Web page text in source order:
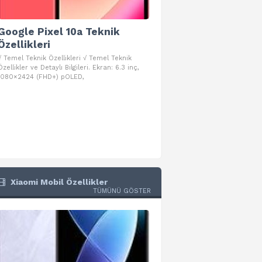
Pixel 10a Teknik
Temel Teknik Özellikleri √ Temel Teknik
ve Detaylı Bilgileri. Ekran: 6.3 inç,
(FHD+) pOLED,
Xiaomi Mobil Özellikler
TÜMÜNÜ GÖSTER